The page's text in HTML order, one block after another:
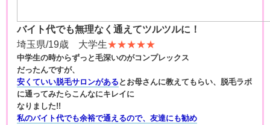
バイト代でも無理なく通えてツルツルに！
埼玉県/19歳 大学生★★★★★
中学生の時からずっと毛深いのがコンプレックス
だったんですが、
安くていい脱毛サロンがある とお母さんに教えてもらい、脱毛ラボ
に通ってみたらこんなにキレイに
なりました!!
私のバイト代でも余裕で通えるので、友達にも勧め